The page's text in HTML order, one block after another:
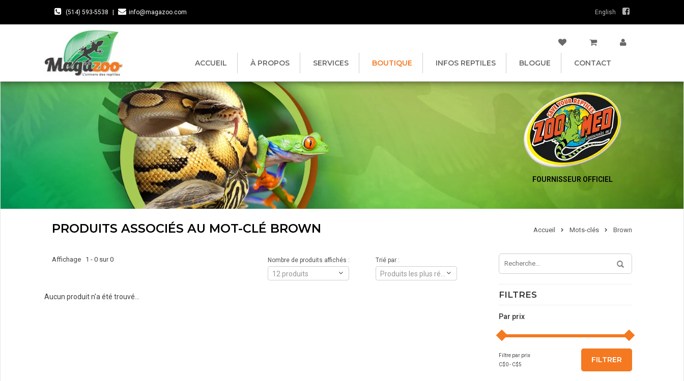
(514) 593-5538 info@magazoo.com English
ACCUEIL À PROPOS SERVICES BOUTIQUE INFOS REPTILES BLOGUE CONTACT
FOURNISSEUR OFFICIEL
PRODUITS ASSOCIÉS AU MOT-CLÉ BROWN Accueil Mots-clés Brown
FILTRES
Par prix
Filtre par prix
C$0- C$5
FILTRER
Affichage 1 - 0 sur 0 Trié par :
Nombre de produits affichés :
12 produits
Aucun produit n'a été trouvé...